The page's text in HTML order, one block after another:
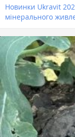
Новинки Ukravit
мінерального